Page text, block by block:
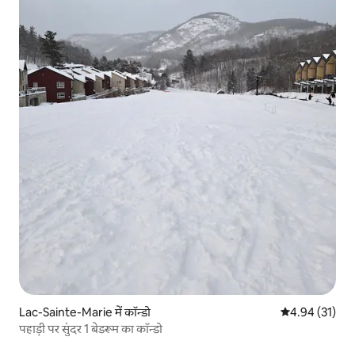
Lac-Sainte-Marie में कॉन्डो औसत रेटिंग 5 में
4.94 (31)
पहाड़ी पर सुंदर 1 बेडरूम का कॉन्डो